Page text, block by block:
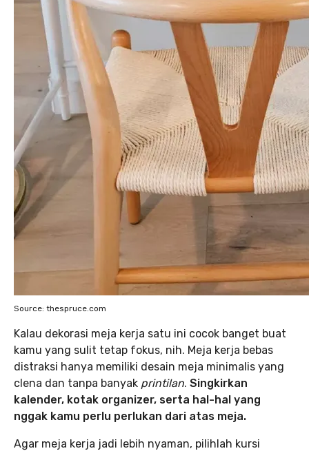
Source: thespruce.com
Kalau dekorasi meja kerja satu ini cocok banget buat
kamu yang sulit tetap fokus, nih. Meja kerja bebas
distraksi hanya memiliki desain meja minimalis yang
clena dan tanpa banyak printilan. Singkirkan
kalender, kotak organizer, serta hal-hal yang
nggak kamu perlu perlukan dari atas meja.
Agar meja kerja jadi lebih nyaman, pilihlah kursi